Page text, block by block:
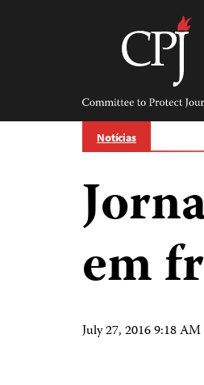
Protect
Notícias
em
July 27, 2016 9:18